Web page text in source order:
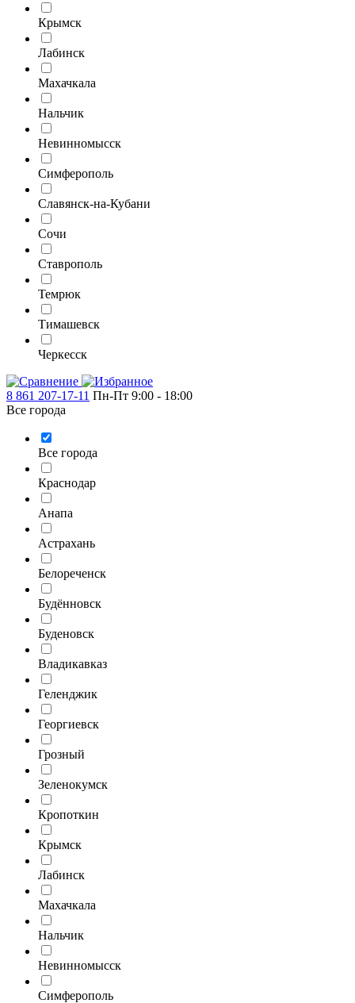
Крымск
Лабинск
Махачкала
Нальчик
Невинномысск
Симферополь
Славянск-на-Кубани
Сочи
Ставрополь
Темрюк
Тимашевск
Черкесск
8 861 207-17-11 Пн-Пт 9:00 - 18:00
Все города
Все города
Краснодар
Анапа
Астрахань
Белореченск
Будённовск
Буденовск
Владикавказ
Геленджик
Георгиевск
Грозный
Зеленокумск
Кропоткин
Крымск
Лабинск
Махачкала
Нальчик
Невинномысск
Симферополь